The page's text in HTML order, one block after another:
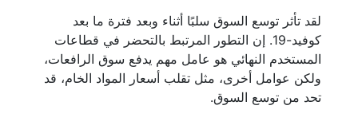
لقد تأثر توسع السوق سلبًا أثناء وبعد فترة ما بعد
كوفيد-19. إن التطور المرتبط بالتحضر في قطاعات
المستخدم النهائي هو عامل مهم يدفع سوق الرافعات،
ولكن عوامل أخرى، مثل تقلب أسعار المواد الخام، قد
تحد من توسع السوق.